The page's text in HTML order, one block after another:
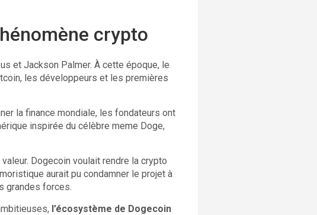
crypto
et Jackson Palmer. À cette époque, le
les développeurs et les premières
la finance mondiale, les fondateurs ont
inspirée du célèbre meme Doge,
Dogecoin voulait rendre la crypto
aurait pu condamner le projet à
grandes forces.
l’écosystème de Dogecoin